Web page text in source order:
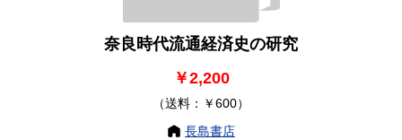
奈良時代流通経済史の研究
￥2,200
（送料：￥600）
長島書店